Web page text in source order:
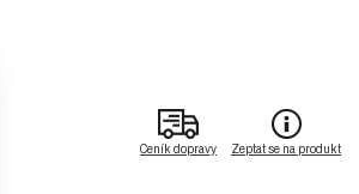
Ceník dopravy Zeptat se na produkt